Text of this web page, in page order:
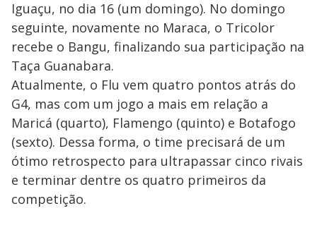
Iguaçu, no dia 16 (um domingo). No domingo
seguinte, novamente no Maraca, o Tricolor
recebe o Bangu, finalizando sua participação na
Taça Guanabara.
Atualmente, o Flu vem quatro pontos atrás do
G4, mas com um jogo a mais em relação a
Maricá (quarto), Flamengo (quinto) e Botafogo
(sexto). Dessa forma, o time precisará de um
ótimo retrospecto para ultrapassar cinco rivais
e terminar dentre os quatro primeiros da
competição.